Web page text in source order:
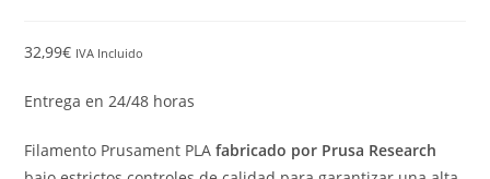
32,99€ IVA Incluido
Entrega en 24/48 horas
Filamento Prusament PLAfabricado por Prusa Research